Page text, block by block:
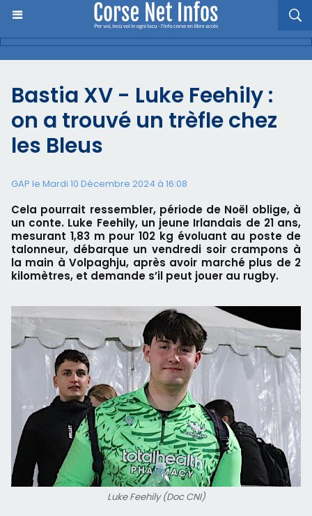
Bastia XV - Luke Feehily :
on a trouvé un trèfle chez
les Bleus
GAP le Mardi 10 Décembre 2024 à 16:08
Cela pourrait ressembler, période de Noël oblige, à
un conte. Luke Feehily, un jeune Irlandais de 21 ans,
mesurant 1,83 m pour 102 kg évoluant au poste de
talonneur, débarque un vendredi soir crampons à
la main à Volpaghju, après avoir marché plus de 2
kilomètres, et demande s’il peut jouer au rugby.
Luke Feehily (Doc CNI)